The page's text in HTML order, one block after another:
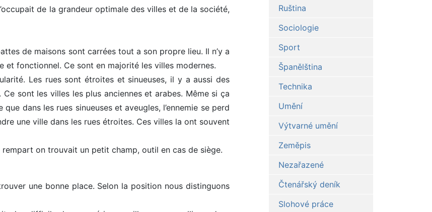
de la grandeur optimale des villes et de la société,
de maisons sont carrées tout a son propre lieu. Il n’y a
et fonctionnel. Ce sont en majorité les villes modernes.
Les rues sont étroites et sinueuses, il y a aussi des
sont les villes les plus anciennes et arabes. Même si ça
dans les rues sinueuses et aveugles, l’ennemie se perd
une ville dans les rues étroites. Ces villes la ont souvent
on trouvait un petit champ, outil en cas de siège.
une bonne place. Selon la position nous distinguons
Ruština
Sociologie
Sport
Španělština
Technika
Umění
Výtvarné umění
Zeměpis
Nezařazené
Čtenářský deník
Slohové práce